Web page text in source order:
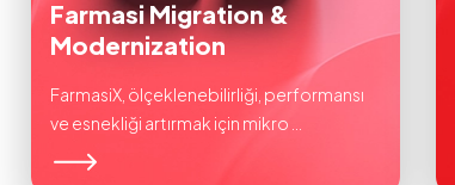
Farmasi Migration &
Modernization
FarmasiX, ölçeklenebilirliği, performansı
ve esnekliği artırmak için mikro ...